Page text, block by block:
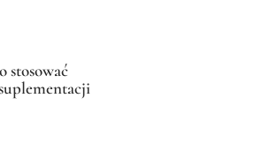
stosować